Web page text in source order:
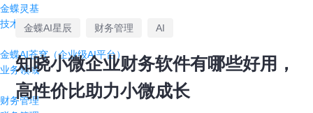
金蝶灵基
技术平台
金蝶AI苍穹（企业级AI平台）
业务领域
财务管理
金蝶AI星辰 财务管理 AI
知晓小微企业财务软件有哪些好用，
高性价比助力小微成长